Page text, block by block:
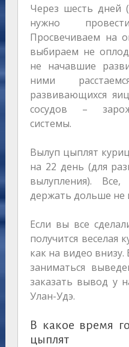
Через шесть дней
нужно
Просвечиваем на
выбираем не
не начавшие
ними
развивающихся
сосудов –
системы.
Вылуп цыплят
на 22 день (для
вылупления).
держать дольше не
Если вы все
получится веселая
как на видео
заниматься
заказать вывод у
Улан-Удэ.
В какое время
цыплят